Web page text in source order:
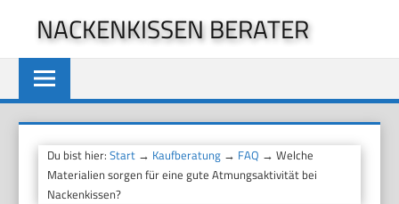
springen
NACKENKISSEN BERATER
Du bist hier:Start → Kaufberatung → FAQ → Welche
Materialien sorgen für eine gute Atmungsaktivität bei
Nackenkissen?